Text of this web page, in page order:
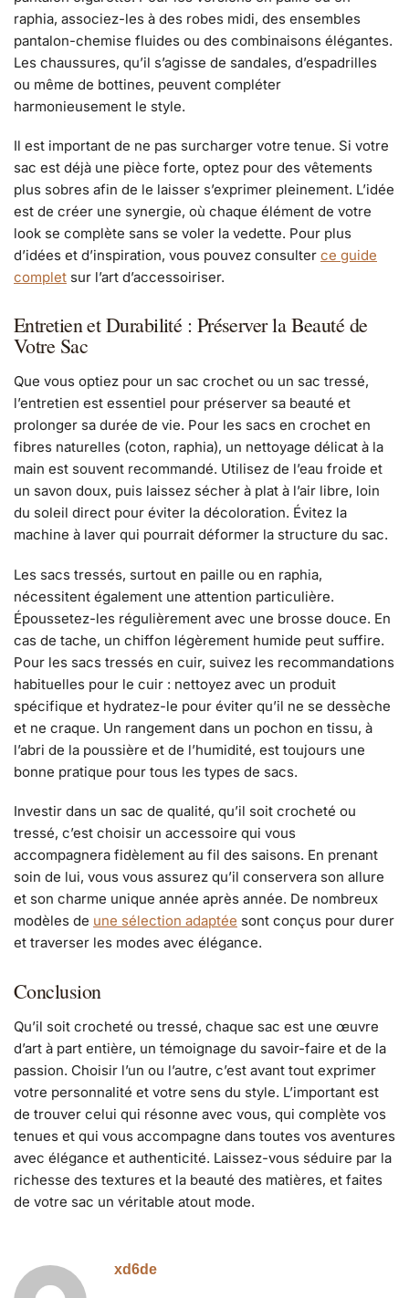
raphia, associez-les à des robes midi, des ensembles
pantalon-chemise fluides ou des combinaisons élégantes.
Les chaussures, qu’il s’agisse de sandales, d’espadrilles
ou même de bottines, peuvent compléter
harmonieusement le style.
Il est important de ne pas surcharger votre tenue. Si votre
sac est déjà une pièce forte, optez pour des vêtements
plus sobres afin de le laisser s’exprimer pleinement. L’idée
est de créer une synergie, où chaque élément de votre
look se complète sans se voler la vedette. Pour plus
d’idées et d’inspiration, vous pouvez consulter ce guide
complet sur l’art d’accessoiriser.
Entretien et Durabilité : Préserver la Beauté de
Votre Sac
Que vous optiez pour un sac crochet ou un sac tressé,
l’entretien est essentiel pour préserver sa beauté et
prolonger sa durée de vie. Pour les sacs en crochet en
fibres naturelles (coton, raphia), un nettoyage délicat à la
main est souvent recommandé. Utilisez de l’eau froide et
un savon doux, puis laissez sécher à plat à l’air libre, loin
du soleil direct pour éviter la décoloration. Évitez la
machine à laver qui pourrait déformer la structure du sac.
Les sacs tressés, surtout en paille ou en raphia,
nécessitent également une attention particulière.
Époussetez-les régulièrement avec une brosse douce. En
cas de tache, un chiffon légèrement humide peut suffire.
Pour les sacs tressés en cuir, suivez les recommandations
habituelles pour le cuir : nettoyez avec un produit
spécifique et hydratez-le pour éviter qu’il ne se dessèche
et ne craque. Un rangement dans un pochon en tissu, à
l’abri de la poussière et de l’humidité, est toujours une
bonne pratique pour tous les types de sacs.
Investir dans un sac de qualité, qu’il soit crocheté ou
tressé, c’est choisir un accessoire qui vous
accompagnera fidèlement au fil des saisons. En prenant
soin de lui, vous vous assurez qu’il conservera son allure
et son charme unique année après année. De nombreux
modèles de une sélection adaptée sont conçus pour durer
et traverser les modes avec élégance.
Conclusion
Qu’il soit crocheté ou tressé, chaque sac est une œuvre
d’art à part entière, un témoignage du savoir-faire et de la
passion. Choisir l’un ou l’autre, c’est avant tout exprimer
votre personnalité et votre sens du style. L’important est
de trouver celui qui résonne avec vous, qui complète vos
tenues et qui vous accompagne dans toutes vos aventures
avec élégance et authenticité. Laissez-vous séduire par la
richesse des textures et la beauté des matières, et faites
de votre sac un véritable atout mode.
xd6de